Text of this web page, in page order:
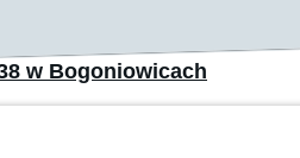
w Bogoniowicach